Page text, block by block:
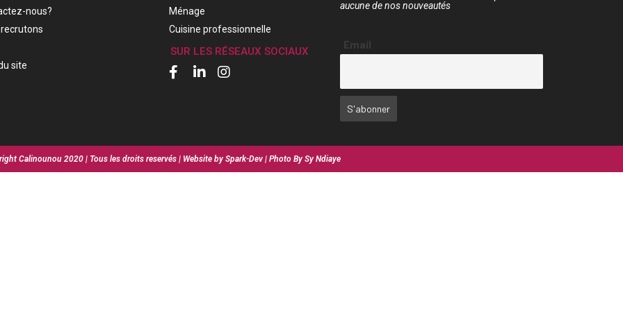
nous?
site
Ménage
Cuisine professionnelle
SUR LES RÉSEAUX SOCIAUX
aucune de nos nouveautés
Email
Calinounou 2020 | Tous les droits reservés | Website by Spark-Dev | Photo By Sy Ndiaye